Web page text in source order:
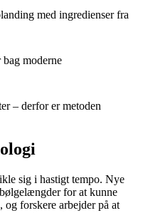
med ingredienser fra
moderne
– derfor er metoden
sig i hastigt tempo. Nye
for at kunne
og forskere arbejder på at